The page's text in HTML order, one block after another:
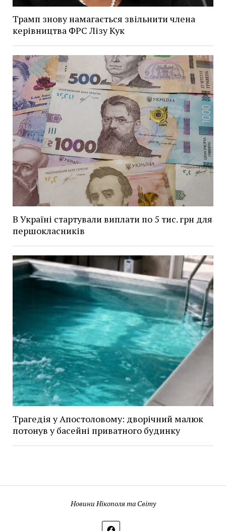
Трамп знову намагається звільнити члена
керівництва ФРС Лізу Кук
В Україні стартували виплати по 5 тис. грн для
першокласників
Трагедія у Апостоловому: дворічний малюк
потонув у басейні приватного будинку
Новини Нікополя та Світу